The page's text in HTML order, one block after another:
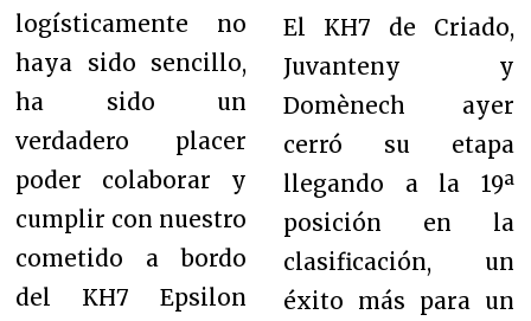
logísticamente no
haya sido sencillo,
ha sido un
verdadero placer
poder colaborar y
cumplir con nuestro
cometido a bordo
del KH7 Epsilon
El KH7 de Criado,
Juvanteny y
Domènech ayer
cerró su etapa
llegando a la 19ª
posición en la
clasificación, un
éxito más para un